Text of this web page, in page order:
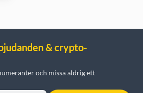
& crypto-
och missa aldrig ett